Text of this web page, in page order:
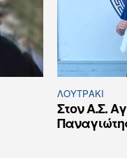
ΛΟΥΤΡΆΚΙ
Στον Α.Σ.